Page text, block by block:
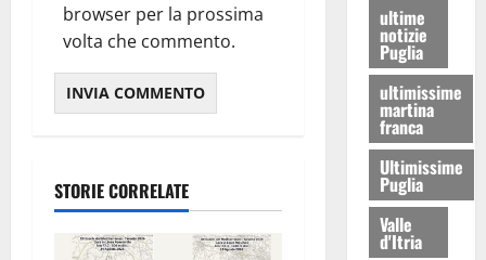
browser per la prossima
volta che commento.
STORIE CORRELATE
ultime
notizie
Puglia
ultimissime
martina
franca
Ultimissime
Puglia
Valle
d'Itria